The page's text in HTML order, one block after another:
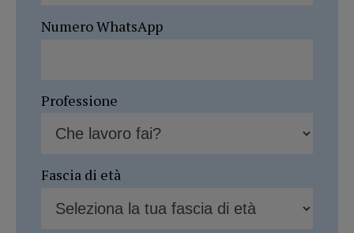
Numero WhatsApp
Professione
Fascia di età